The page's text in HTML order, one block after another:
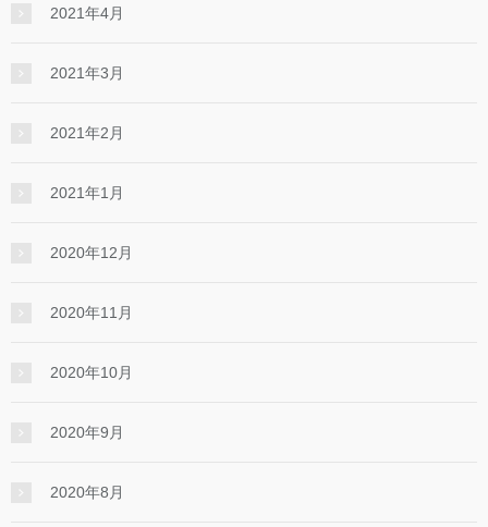
2021年4月
2021年3月
2021年2月
2021年1月
2020年12月
2020年11月
2020年10月
2020年9月
2020年8月